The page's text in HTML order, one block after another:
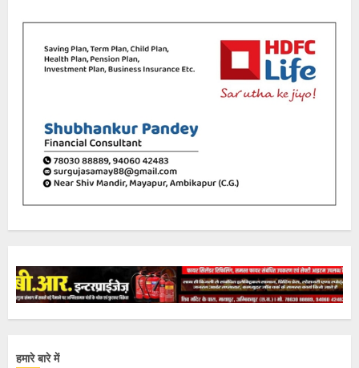
हमारे बारे में